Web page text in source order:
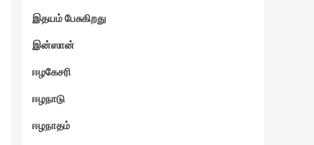
இதயம் பேசுகிறது
இன்ஸான்
ஈழகேசரி
ஈழநாடு
ஈழநாதம்